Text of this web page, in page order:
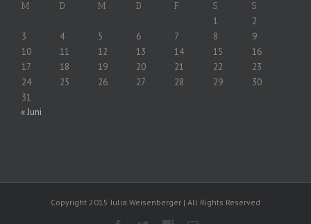
M D M D F S S
1
2
3
4 5 6 7 8
9
10
11 12 13 14 15
16
17
18 19 20 21 22
23
24
25 26 27 28 29
30
31
« Juni
Copyright 2015 Julia Weisenberger | All Rights Reserved